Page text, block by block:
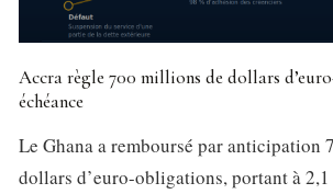
Accra règle 700 millions de dollars
échéance
Le Ghana a remboursé par anticipation
dollars d’euro-obligations, portant à